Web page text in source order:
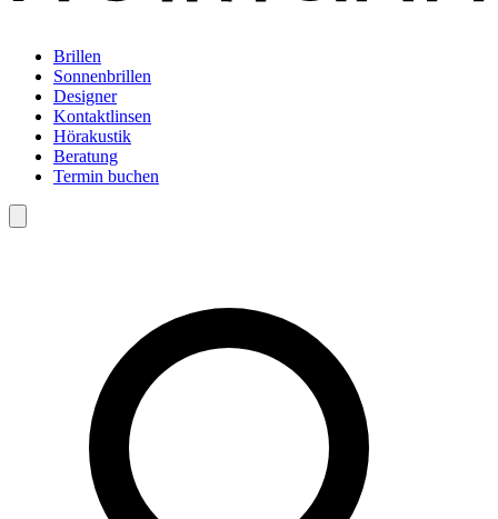
Brillen
Sonnenbrillen
Designer
Kontaktlinsen
Hörakustik
Beratung
Termin buchen